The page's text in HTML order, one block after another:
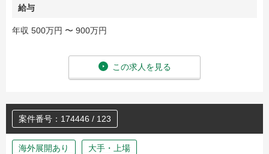
給与
年収 500万円 〜 900万円
この求人を見る
案件番号：174446 / 123
海外展開あり 大手・上場